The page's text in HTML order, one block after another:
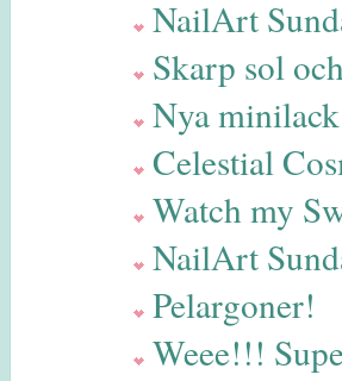
NailArt
Skarp sol
Nya
Celestial
Watch my
NailArt
Pelargoner!
Weee!!!